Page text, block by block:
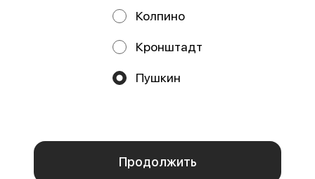
аналитических сервисов согласно нашейполитике
конфиденциальности
Политика конфиденциальности
Колпино
Кронштадт
Пушкин